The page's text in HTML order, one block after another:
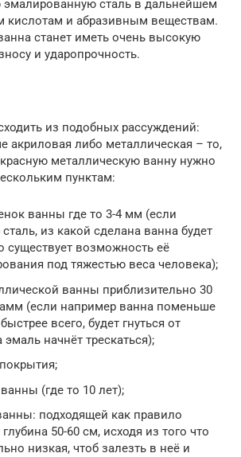
эмалированную сталь в дальнейшем
кислотам и абразивным веществам.
станет иметь очень высокую
и ударопрочность.
из подобных рассуждений:
акриловая либо металлическая – то,
металлическую ванну нужно
пунктам:
ванны где то 3-4 мм (если
из какой сделана ванна будет
существует возможность её
под тяжестью веса человека);
ванны приблизительно 30
(если например ванна поменьше
всего, будет гнуться от
эмаль начнёт трескаться);
(где то 10 лет);
подходящей как правило
глубина 50-60 см, исходя из того что
низкая, чтоб залезть в неё и